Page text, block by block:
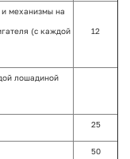
механизмы на
(с каждой 12
лошадиной
25
50